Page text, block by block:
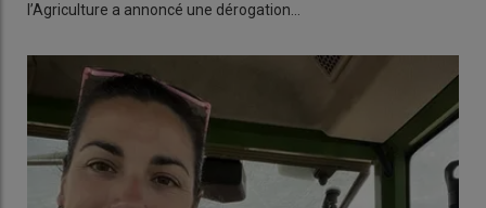
l’Agriculture a annoncé une dérogation…